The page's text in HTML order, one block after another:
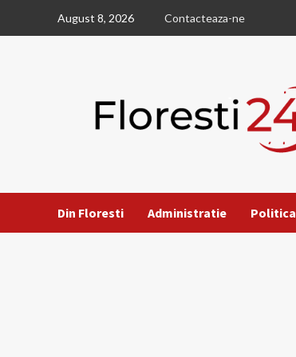
August 8, 2026 Contacteaza-ne
Din Floresti Administratie Politica